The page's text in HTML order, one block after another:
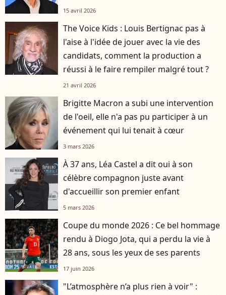
15 avril 2026
The Voice Kids : Louis Bertignac pas à
l'aise à l'idée de jouer avec la vie des
candidats, comment la production a
réussi à le faire rempiler malgré tout ?
21 avril 2026
Brigitte Macron a subi une intervention
de l'oeil, elle n'a pas pu participer à un
événement qui lui tenait à cœur
3 mars 2026
À 37 ans, Léa Castel a dit oui à son
célèbre compagnon juste avant
d'accueillir son premier enfant
5 mars 2026
Coupe du monde 2026 : Ce bel hommage
rendu à Diogo Jota, qui a perdu la vie à
28 ans, sous les yeux de ses parents
17 juin 2026
"L’atmosphère n’a plus rien à voir" :